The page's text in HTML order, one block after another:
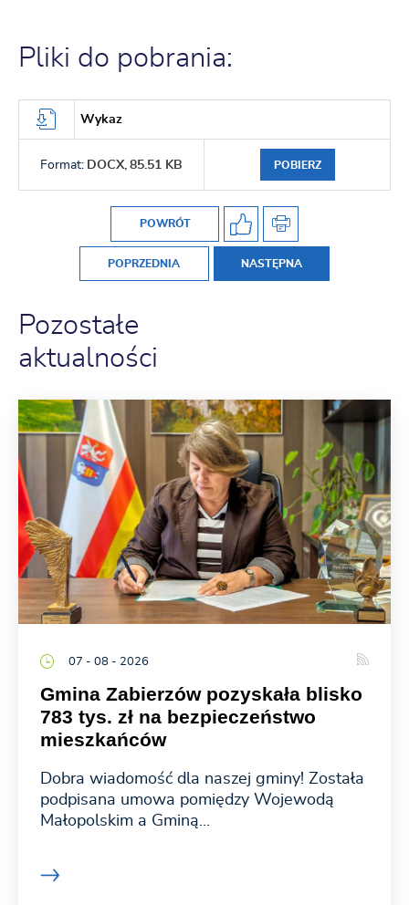
Pliki do pobrania:
Wykaz
Format: DOCX, 85.51 KB POBIERZ
POWRÓT
POPRZEDNIA NASTĘPNA
Pozostałe
aktualności
07 - 08 - 2026
Gmina Zabierzów pozyskała blisko
783 tys. zł na bezpieczeństwo
mieszkańców
Dobra wiadomość dla naszej gminy! Została
podpisana umowa pomiędzy Wojewodą
Małopolskim a Gminą...